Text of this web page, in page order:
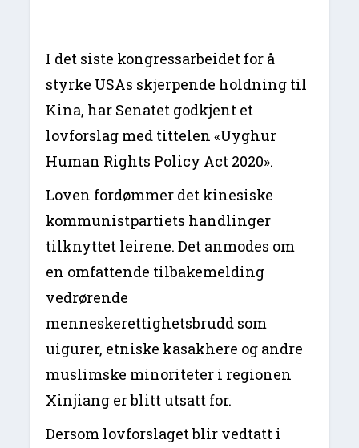
I det siste kongressarbeidet for å
styrke USAs skjerpende holdning til
Kina, har Senatet godkjent et
lovforslag med tittelen «Uyghur
Human Rights Policy Act 2020».
Loven fordømmer det kinesiske
kommunistpartiets handlinger
tilknyttet leirene. Det anmodes om
en omfattende tilbakemelding
vedrørende
menneskerettighetsbrudd som
uigurer, etniske kasakhere og andre
muslimske minoriteter i regionen
Xinjiang er blitt utsatt for.
Dersom lovforslaget blir vedtatt i